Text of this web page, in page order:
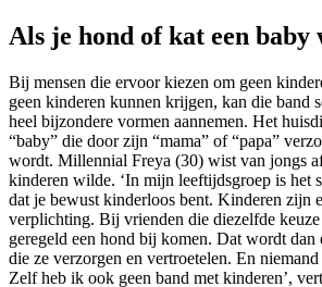
Als je hond of kat een baby
Bij mensen die ervoor kiezen om geen
geen kinderen kunnen krijgen, kan die band
heel bijzondere vormen aannemen. Het
“baby” die door zijn “mama” of “papa”
wordt. Millennial Freya (30) wist van jongs
kinderen wilde. ‘In mijn leeftijdsgroep is het
dat je bewust kinderloos bent. Kinderen zijn
verplichting. Bij vrienden die diezelfde
geregeld een hond bij komen. Dat wordt dan
die ze verzorgen en vertroetelen. En
Zelf heb ik ook geen band met kinderen’,